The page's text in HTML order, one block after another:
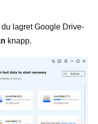
lagret Google Drive-
knapp.